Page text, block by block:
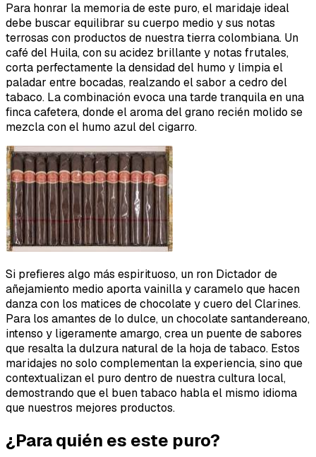
Para honrar la memoria de este puro, el maridaje ideal
debe buscar equilibrar su cuerpo medio y sus notas
terrosas con productos de nuestra tierra colombiana. Un
café del Huila, con su acidez brillante y notas frutales,
corta perfectamente la densidad del humo y limpia el
paladar entre bocadas, realzando el sabor a cedro del
tabaco. La combinación evoca una tarde tranquila en una
finca cafetera, donde el aroma del grano recién molido se
mezcla con el humo azul del cigarro.
Si prefieres algo más espirituoso, un ron Dictador de
añejamiento medio aporta vainilla y caramelo que hacen
danza con los matices de chocolate y cuero del Clarines.
Para los amantes de lo dulce, un chocolate santandereano,
intenso y ligeramente amargo, crea un puente de sabores
que resalta la dulzura natural de la hoja de tabaco. Estos
maridajes no solo complementan la experiencia, sino que
contextualizan el puro dentro de nuestra cultura local,
demostrando que el buen tabaco habla el mismo idioma
que nuestros mejores productos.
¿Para quién es este puro?